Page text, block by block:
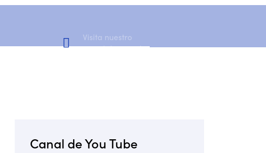
Visita nuestro
Canal de YouTube
Canal de You Tube